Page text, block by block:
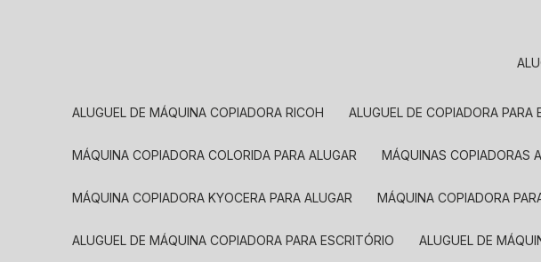
ALUGUEL DE MÁQUINA COPIADORA RICOH ALUGUEL DE COPIADORA PARA
MÁQUINA COPIADORA COLORIDA PARA ALUGAR MÁQUINAS COPIADORAS
MÁQUINA COPIADORA KYOCERA PARA ALUGAR MÁQUINA COPIADORA
ALUGUEL DE MÁQUINA COPIADORA PARA ESCRITÓRIO ALUGUEL DE